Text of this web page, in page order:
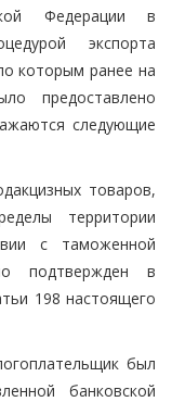
Федерации в
экспорта
которым ранее на
предоставлено
следующие
товаров,
территории
с таможенной
подтвержден в
198 настоящего
был
банковской